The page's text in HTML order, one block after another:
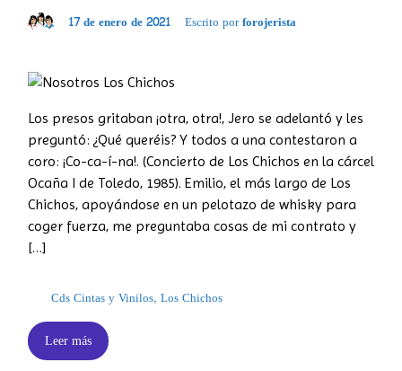
17 de enero de 2021 Escrito porforojerista
Los presos gritaban ¡otra, otra!, Jero se adelantó y les
preguntó: ¿Qué queréis? Y todos a una contestaron a
coro: ¡Co-ca-í-na!. (Concierto de Los Chichos en la cárcel
Ocaña I de Toledo, 1985). Emilio, el más largo de Los
Chichos, apoyándose en un pelotazo de whisky para
coger fuerza, me preguntaba cosas de mi contrato y
[…]
Cds Cintas y Vinilos, Los Chichos
Leer más